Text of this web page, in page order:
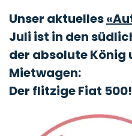
Unser aktuelles
Juli ist in den
der absolute König
Mietwagen:
Der flitzige Fiat 500!